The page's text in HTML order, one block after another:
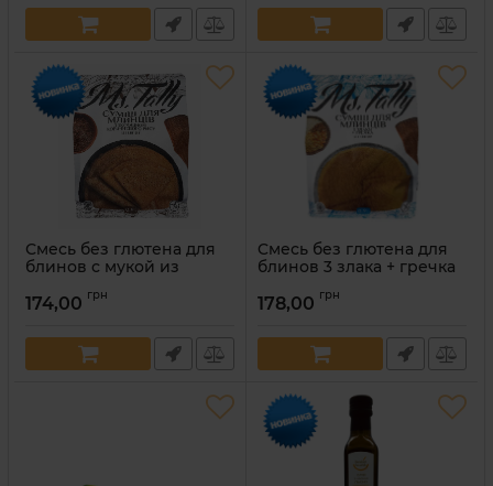
Артикул: 4820216951509
Смесь без глютена для
блинов с мукой из
Tally 900 г
174,00 грн
Cмесь без глютена для
блинов 3 злака + гречка
Артикул: 4820216950885
178,00 грн